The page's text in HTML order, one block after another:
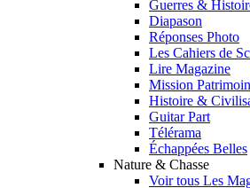
Guerres &
Diapason
Réponses Photo
Les Cahiers de
Lire Magazine
Mission
Histoire &
Guitar Part
Télérama
Échappées Belles
Nature & Chasse
Voir tous Les